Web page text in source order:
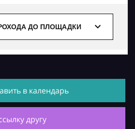
ДО ПЛОЩАДКИ
в календарь
другу